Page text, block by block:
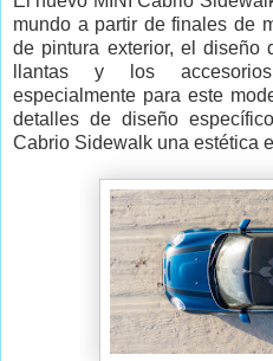
mundo a partir de finales de
de pintura exterior, el
llantas y los
especialmente para este
detalles de diseño
Cabrio Sidewalk una estética